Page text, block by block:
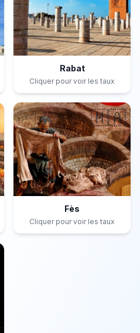
Rabat
Cliquer pour voir les taux
🇲🇦
Fès
Cliquer pour voir les taux